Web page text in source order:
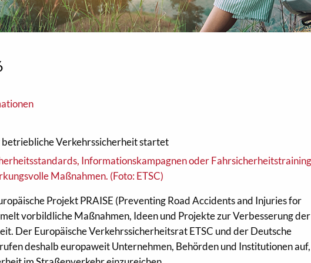
Verkehrssicherheit startet
Projekt PRAISE (Preventing Road Accidents and Injuries for
vorbildliche Maßnahmen, Ideen und Projekte zur Verbesserung der
Der Europäische Verkehrssicherheitsrat ETSC und der Deutsche
deshalb europaweit Unternehmen, Behörden und Institutionen auf,